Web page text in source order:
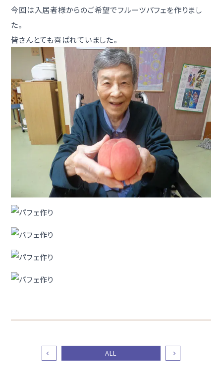
今回は入居者様からのご希望でフルーツパフェを作りまし
た。
皆さんとても喜ばれていました。
ALL